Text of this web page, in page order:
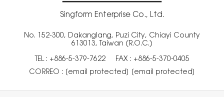
Singform Enterprise Co., Ltd.
No. 152-300, Dakanglang, Puzi City, Chiayi County
613013, Taiwan (R.O.C.)
TEL : +886-5-379-7622
FAX : +886-5-370-0405
CORREO : [email protected] [email protected]